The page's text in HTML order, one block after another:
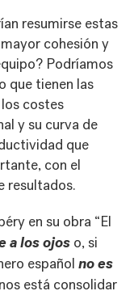
resumirse estas
cohesión y
Podríamos
que tienen las
costes
y su curva de
que
con el
resultados.
en su obra “El
a los ojos o, si
español no es
está consolidar